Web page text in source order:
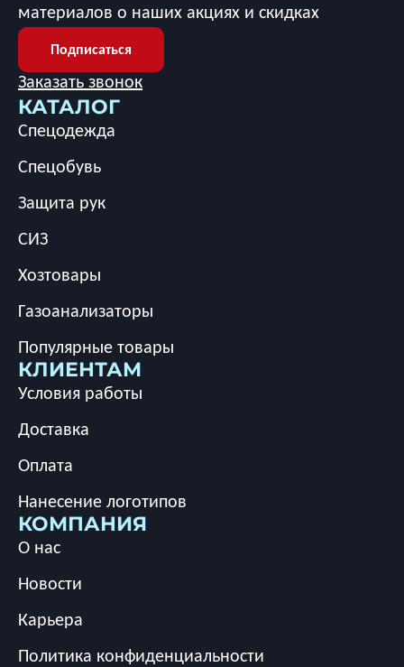
КАТАЛОГ
Спецодежда
Спецобувь
Защита рук
СИЗ
Хозтовары
Газоанализаторы
Популярные товары
КЛИЕНТАМ
Условия работы
Доставка
Оплата
Нанесение логотипов
КОМПАНИЯ
О нас
Новости
Карьера
Политика конфиденциальности
материалов о наших акциях и скидках
Подписаться
Заказать звонок